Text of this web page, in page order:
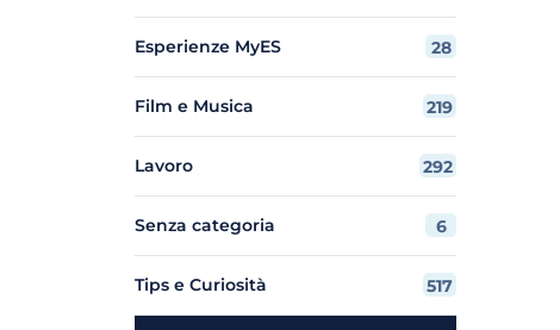
Esperienze MyES 28
Film e Musica 219
Lavoro 292
Senza categoria 6
Tips e Curiosità 517